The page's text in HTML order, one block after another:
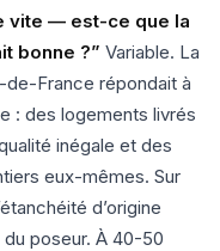
vite — est-ce que la
bonne ?” Variable. La
France répondait à
: des logements livrés
inégale et des
eux-mêmes. Sur
d’origine
poseur. À 40-50